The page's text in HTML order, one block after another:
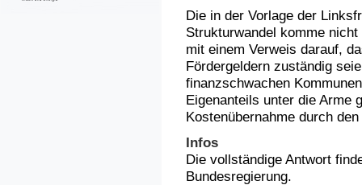
Die in der Vorlage der
Strukturwandel komme
mit einem Verweis darauf,
Fördergeldern zuständig
finanzschwachen
Eigenanteils unter die Arme
Kostenübernahme durch
Infos
Die vollständige Antwort
Bundesregierung.